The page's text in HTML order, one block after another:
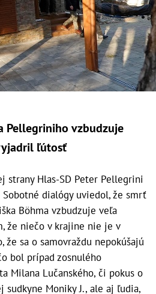
Pellegriniho vzbudzuje
ľútosť
strany Hlas-SD Peter Pellegrini
dialógy uviedol, že smrť
Böhma vzbudzuje veľa
že niečo v krajine nie je v
že sa o samovraždu nepokúšajú
bol prípad zosnulého
Milana Lučanského, či pokus o
sudkyne Moniky J., ale aj ľudia,